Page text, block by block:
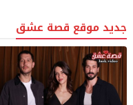
جديد موقع قصة عشق